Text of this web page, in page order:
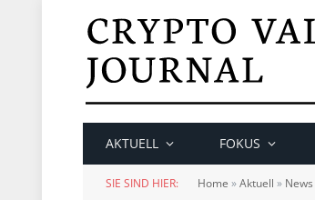
AKTUELL FOKUS
SIE SIND HIER: Home »Aktuell » News